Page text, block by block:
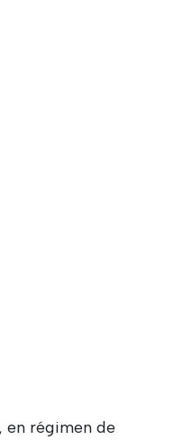
en régimen de